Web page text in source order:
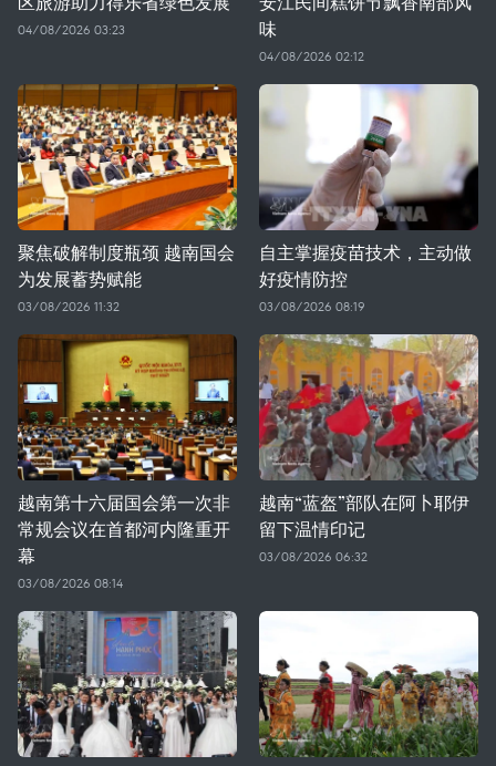
04/08/2026 03:23
味
04/08/2026 02:12
聚焦破解制度瓶颈 越南国会
为发展蓄势赋能
03/08/2026 11:32
自主掌握疫苗技术，主动做
好疫情防控
03/08/2026 08:19
越南第十六届国会第一次非
常规会议在首都河内隆重开
幕
03/08/2026 08:14
越南“蓝盔”部队在阿卜耶伊
留下温情印记
03/08/2026 06:32